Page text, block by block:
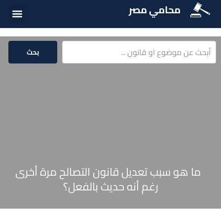
محامي مصر
بحث
ما هو سبب تعديل قانون التصالح مرة أخرى
رغم أنه حديث بالفعل؟